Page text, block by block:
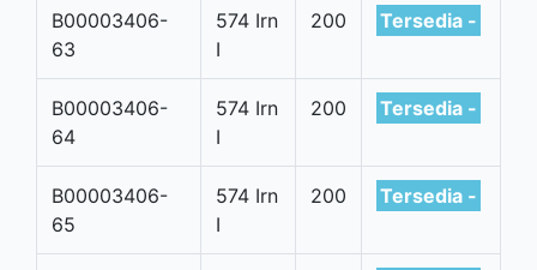
B00003406-
63
574 Irn
I
200 Tersedia -
B00003406-
64
574 Irn
I
200 Tersedia -
B00003406-
65
574 Irn
I
200 Tersedia -